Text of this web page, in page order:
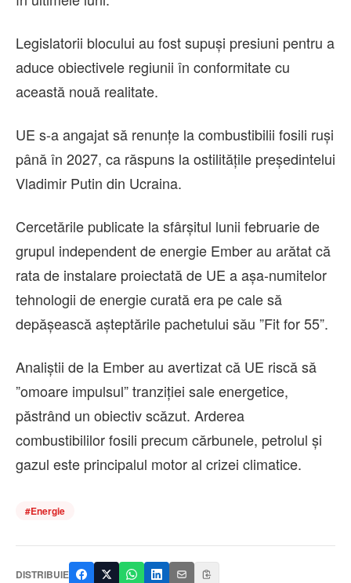
Legislatorii blocului au fost supuşi presiuni pentru a
aduce obiectivele regiunii în conformitate cu
această nouă realitate.
UE s-a angajat să renunţe la combustibilii fosili ruşi
până în 2027, ca răspuns la ostilităţile preşedintelui
Vladimir Putin din Ucraina.
Cercetările publicate la sfârşitul lunii februarie de
grupul independent de energie Ember au arătat că
rata de instalare proiectată de UE a aşa-numitelor
tehnologii de energie curată era pe cale să
depăşească aşteptările pachetului său ”Fit for 55”.
Analiştii de la Ember au avertizat că UE riscă să
”omoare impulsul” tranziţiei sale energetice,
păstrând un obiectiv scăzut. Arderea
combustibililor fosili precum cărbunele, petrolul şi
gazul este principalul motor al crizei climatice.
#Energie
DISTRIBUIE